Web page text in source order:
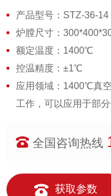
产品型号：STZ-36-14
炉膛尺寸：
额定温度：1400℃
控温精度：±1℃
应用领域：1400℃真
工作，可以应用于部
全国咨询热线
获取参数